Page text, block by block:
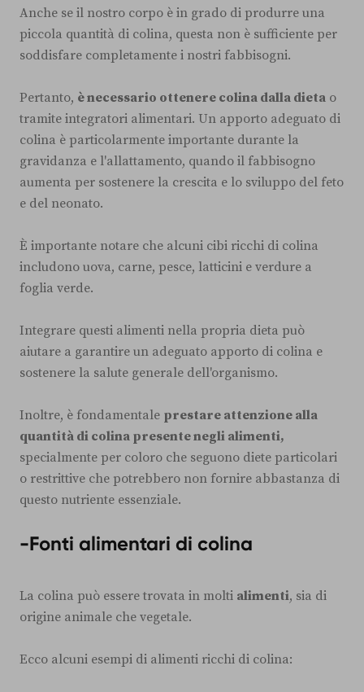
Anche se il nostro corpo è in grado di produrre una
piccola quantità di colina, questa non è sufficiente per
soddisfare completamente i nostri fabbisogni.
Pertanto, è necessario ottenere colina dalla dieta o
tramite integratori alimentari. Un apporto adeguato di
colina è particolarmente importante durante la
gravidanza e l'allattamento, quando il fabbisogno
aumenta per sostenere la crescita e lo sviluppo del feto
e del neonato.
È importante notare che alcuni cibi ricchi di colina
includono uova, carne, pesce, latticini e verdure a
foglia verde.
Integrare questi alimenti nella propria dieta può
aiutare a garantire un adeguato apporto di colina e
sostenere la salute generale dell'organismo.
Inoltre, è fondamentale prestare attenzione alla
quantità di colina presente negli alimenti,
specialmente per coloro che seguono diete particolari
o restrittive che potrebbero non fornire abbastanza di
questo nutriente essenziale.
-Fonti alimentari di colina
La colina può essere trovata in molti alimenti, sia di
origine animale che vegetale.
Ecco alcuni esempi di alimenti ricchi di colina: